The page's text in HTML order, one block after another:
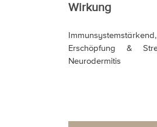
Wirkung
Erschöpfung &
Neurodermitis